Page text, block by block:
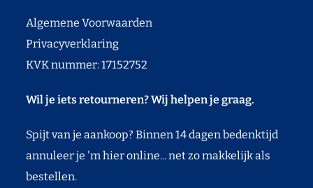
Algemene Voorwaarden
Privacyverklaring
KVK nummer: 17152752
Wil je iets retourneren? Wij helpen je graag.
Spijt van je aankoop? Binnen 14 dagen bedenktijd
annuleer je 'm hier online... net zo makkelijk als
bestellen.